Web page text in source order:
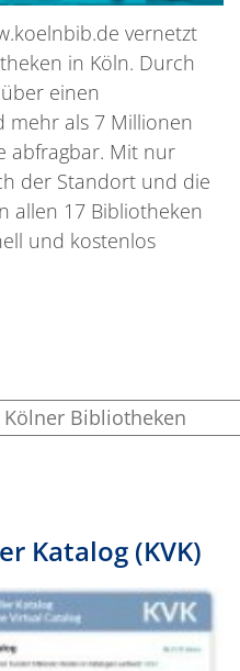
vernetzt
in Köln. Durch
einen
mehr als 7 Millionen
abfragbar. Mit nur
der Standort und die
allen 17 Bibliotheken
und kostenlos
Bibliotheken
Katalog (KVK)